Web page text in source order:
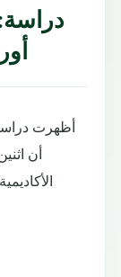
أظهرت دراسة
أن